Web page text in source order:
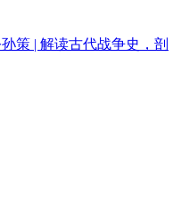
策 | 解读古代战争史，剖